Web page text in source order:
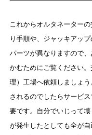
これからオルタネーター
り手順や、ジャッキアッ
パーツが異なりますので
かむためにご覧ください
理）工場へ依頼しましょ
されるのでしたらサービ
要です。自分でいじって
が発生したとしても全が